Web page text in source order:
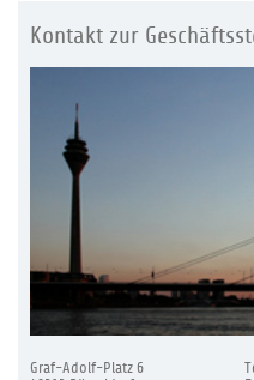
Kontakt zur
Graf-Adolf-Platz 6